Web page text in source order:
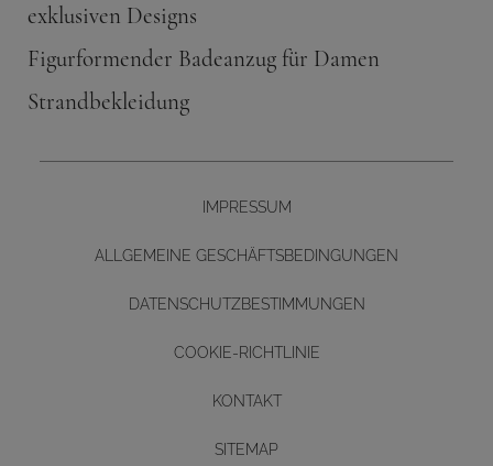
exklusiven Designs
Figurformender Badeanzug für Damen
Strandbekleidung
IMPRESSUM
ALLGEMEINE GESCHÄFTSBEDINGUNGEN
DATENSCHUTZBESTIMMUNGEN
COOKIE-RICHTLINIE
KONTAKT
SITEMAP
Diseño y desarrollo web -